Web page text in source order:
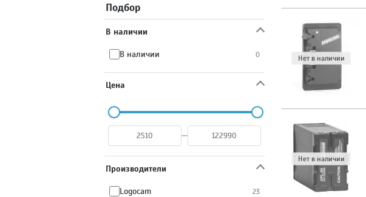
Подбор
В наличии
В наличии 0
Цена
—
Производители
Logocam 23